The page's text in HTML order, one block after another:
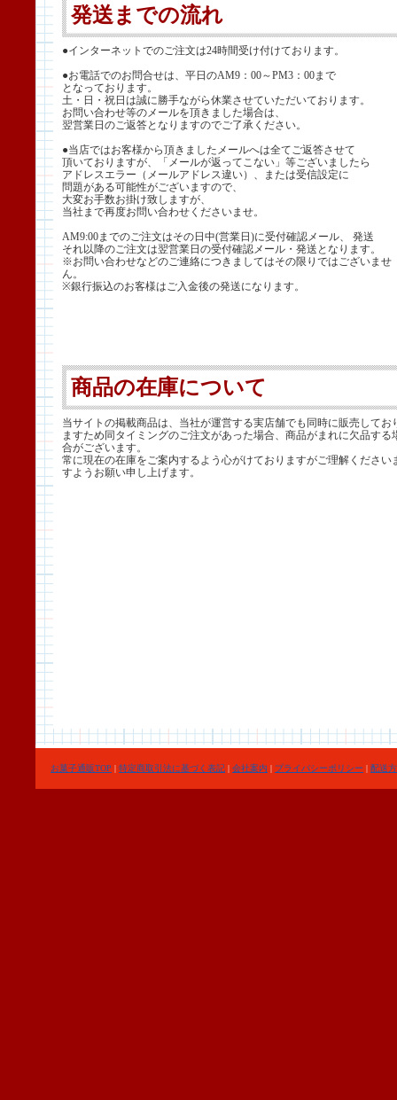
発送までの流れ
●インターネットでのご注文は24時間受け付けております。
●お電話でのお問合せは、平日のAM9：00～PM3：00まで
となっております。
土・日・祝日は誠に勝手ながら休業させていただいております。
お問い合わせ等のメールを頂きました場合は、
翌営業日のご返答となりますのでご了承ください。
●当店ではお客様から頂きましたメールへは全てご返答させて
頂いておりますが、「メールが返ってこない」等ございましたら
アドレスエラー（メールアドレス違い）、または受信設定に
問題がある可能性がございますので、
大変お手数お掛け致しますが、
当社まで再度お問い合わせくださいませ。
AM9:00までのご注文はその日中(営業日)に受付確認メール、 発送
それ以降のご注文は翌営業日の受付確認メール・発送となります。
※お問い合わせなどのご連絡につきましてはその限りではございませ
ん。
※銀行振込のお客様はご入金後の発送になります。
商品の在庫について
当サイトの掲載商品は、当社が運営する実店舗でも同時に販売してお
ますため同タイミングのご注文があった場合、商品がまれに欠品する
合がございます。
常に現在の在庫をご案内するよう心がけておりますがご理解ください
すようお願い申し上げます。
お菓子通販TOP | 特定商取引法に基づく表記 | 会社案内 | プライバシーポリシー | 配送